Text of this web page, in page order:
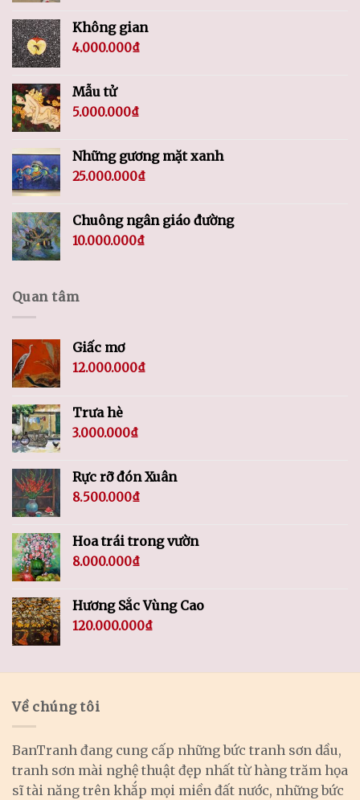
Không gian
4.000.000₫
Mẫu tử
5.000.000₫
Những gương mặt xanh
25.000.000₫
Chuông ngân giáo đường
10.000.000₫
Quan tâm
Giấc mơ
12.000.000₫
Trưa hè
3.000.000₫
Rực rỡ đón Xuân
8.500.000₫
Hoa trái trong vườn
8.000.000₫
Hương Sắc Vùng Cao
120.000.000₫
Về chúng tôi
BanTranh đang cung cấp những bức tranh sơn dầu,
tranh sơn mài nghệ thuật đẹp nhất từ hàng trăm họa
sĩ tài năng trên khắp mọi miền đất nước, những bức